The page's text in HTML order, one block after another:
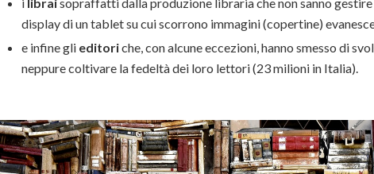
i libraisopraffatti dalla produzione libraria che non sanno
display di un tablet su cui scorrono immagini (copertine)
e infine gli editoriche, con alcune eccezioni, hanno smesso di
neppure coltivare la fedeltà dei loro lettori (23 milioni in Italia).